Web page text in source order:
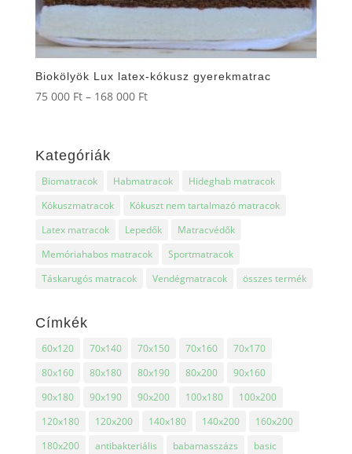
Biokölyök Lux latex-kókusz gyerekmatrac
75 000 Ft – 168 000 FtÁrtartomány:
000 Ft
Kategóriák
Biomatracok Habmatracok
Hideghab matracok
Kókuszmatracok
Kókuszt nem tartalmazó matracok
Latex matracok
Lepedők
Matracvédők
Memóriahabos matracok
Sportmatracok
Táskarugós matracok
Vendégmatracok összes termék
Címkék
60x120 70x140 70x150 70x160
70x170
80x160
80x180 80x190 80x200
90x160
90x180
90x190 90x200 100x180
100x200
120x180
120x200 140x180 140x200
160x200
180x200
antibakteriális babamasszázs
basic